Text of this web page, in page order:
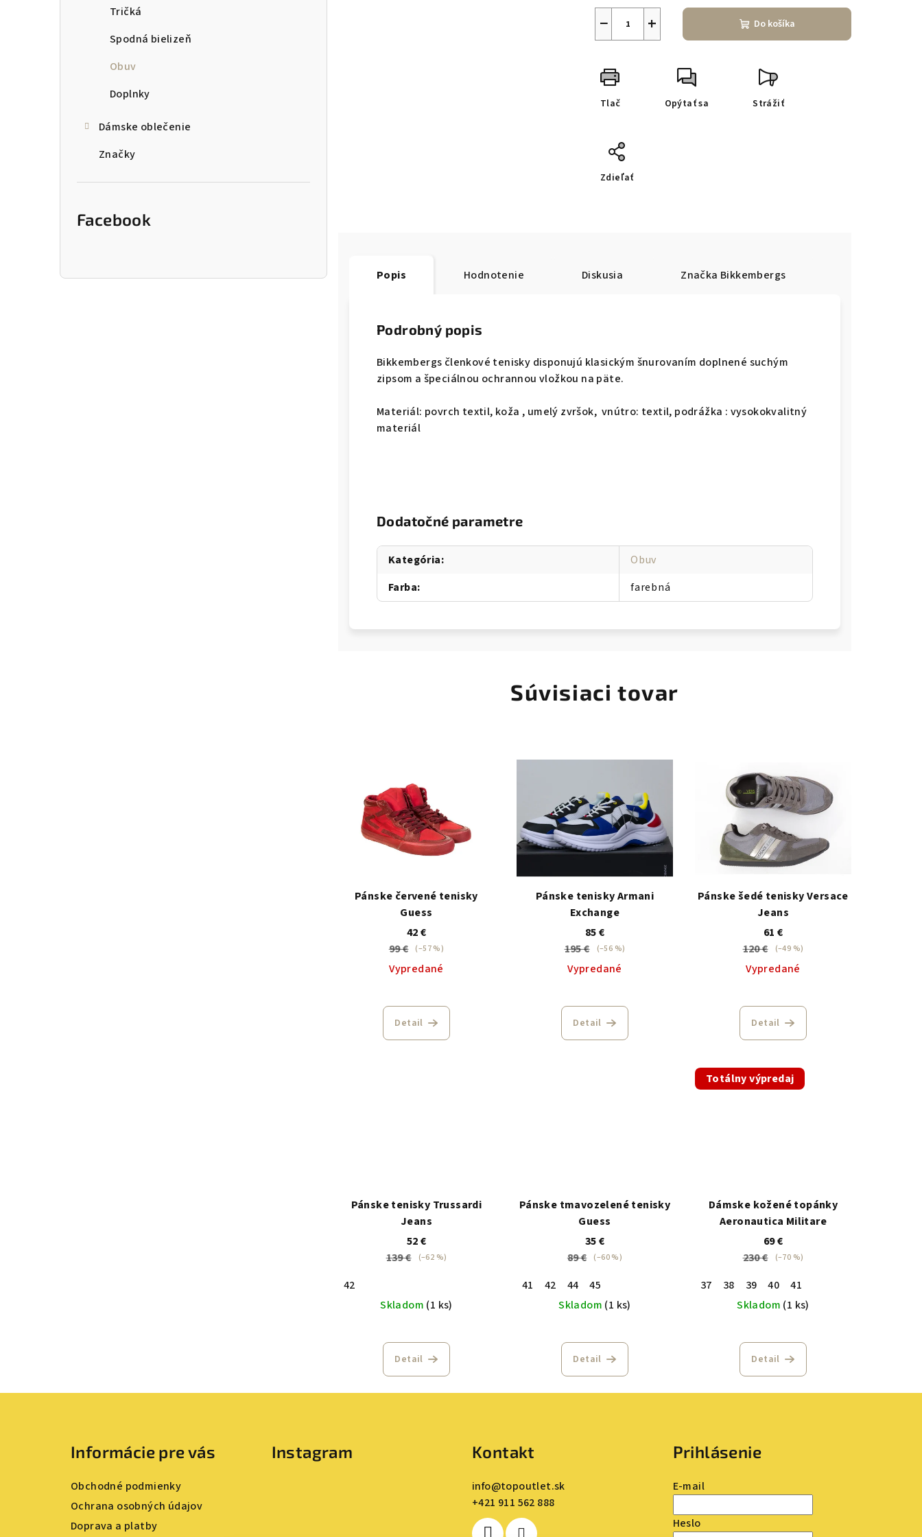
Tričká
Spodná bielizeň
Obuv
Doplnky
Dámske oblečenie
Značky
Facebook
+
− Do košíka
Tlač Opýtať sa Strážiť
Zdieľať
Popis Hodnotenie Diskusia Značka Bikkembergs
Podrobný popis
Bikkembergs členkové tenisky disponujú klasickým šnurovaním doplnené suchým
zipsom a špeciálnou ochrannou vložkou na päte.
Materiál: povrch textil, koža , umelý zvršok, vnútro: textil, podrážka : vysokokvalitný
materiál
Dodatočné parametre
Kategória:
Obuv
Farba: farebná
Súvisiaci tovar
Pánske červené tenisky
Guess
42 €
99 €
(–57 %)
Vypredané
Detail
Pánske tenisky Armani
Exchange
85 €
195 €
(–56 %)
Vypredané
Detail
Pánske šedé tenisky Versace
Jeans
61 €
120 €
(–49 %)
Vypredané
Detail
Pánske tenisky Trussardi
Jeans
52 €
139 €
(–62 %)
42
Skladom (1 ks)
Detail
Pánske tmavozelené tenisky
Guess
35 €
89 €
(–60 %)
41 42 44
45
Skladom (1 ks)
Detail
Totálny výpredaj
Dámske kožené topánky
Aeronautica Militare
69 €
230 €
(–70 %)
37 38 39 40
41
Skladom (1 ks)
Detail
Informácie pre vás
Obchodné podmienky
Ochrana osobných údajov
Doprava a platby
Instagram Kontakt
info@topoutlet.sk
+421 911 562 888
Prihlásenie
E-mail
Heslo